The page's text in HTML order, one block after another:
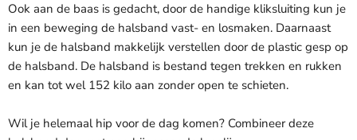
Ook aan de baas is gedacht, door de handige kliksluiting kun je
in een beweging de halsband vast- en losmaken. Daarnaast
kun je de halsband makkelijk verstellen door de plastic gesp op
de halsband. De halsband is bestand tegen trekken en rukken
en kan tot wel 152 kilo aan zonder open te schieten.
Wil je helemaal hip voor de dag komen? Combineer deze